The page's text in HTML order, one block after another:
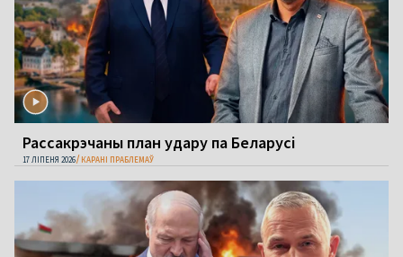
Рассакрэчаны план удару па Беларусі
17 ЛІПЕНЯ 2026 КАРАНІ ПРАБЛЕМАЎ